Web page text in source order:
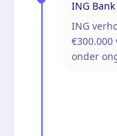
ING Bank
ING
€300.000
onder